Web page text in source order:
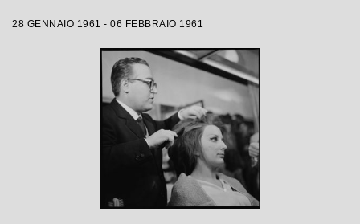
28 GENNAIO 1961 - 06 FEBBRAIO 1961